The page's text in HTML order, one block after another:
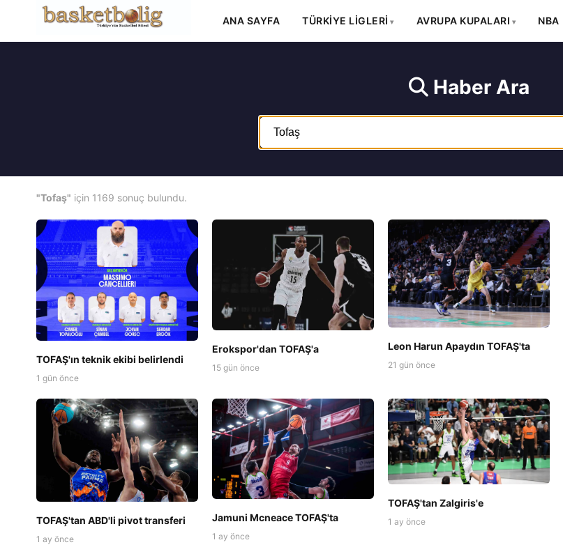
ANA SAYFA TÜRKİYE LİGLERİ AVRUPA KUPALARI NBA
Haber Ara
"Tofaş" için 1169 sonuç bulundu.
TOFAŞ'ın teknik ekibi belirlendi
1 gün önce
Erokspor'dan TOFAŞ'a
15 gün önce
Leon Harun Apaydın TOFAŞ'ta
21 gün önce
TOFAŞ'tan ABD'li pivot transferi
1 ay önce
Jamuni Mcneace TOFAŞ'ta
1 ay önce
TOFAŞ'tan Zalgiris'e
1 ay önce